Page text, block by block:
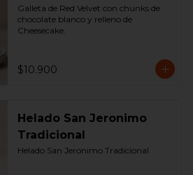
Galleta de Red Velvet con chunks de
chocolate blanco y relleno de
Cheesecake.
$10.900
Helado San Jeronimo
Tradicional
Helado San Jeronimo Tradicional